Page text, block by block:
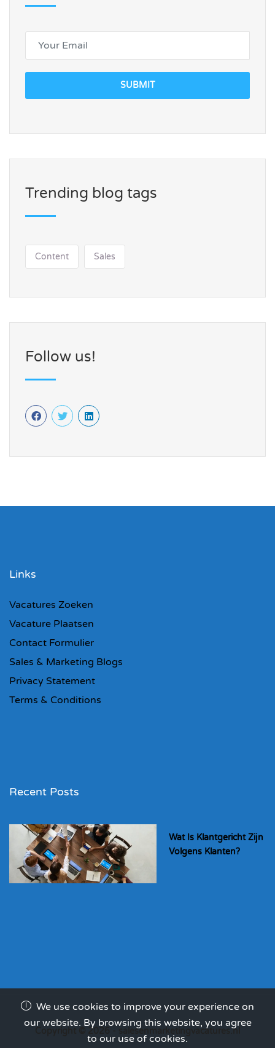
SUBMIT
Trending blog tags
Content Sales
Follow us!
Links
Vacatures Zoeken
Vacature Plaatsen
Contact Formulier
Sales & Marketing Blogs
Privacy Statement
Terms & Conditions
Recent Posts
Wat Is Klantgericht Zijn
Volgens Klanten?
Copyright © 2026 - salesenmarketingvacatures.nl
We use cookies to improve your experience on
our website. By browsing this website, you agree
to our use of cookies.